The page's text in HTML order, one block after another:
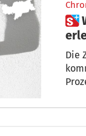
 Wie die Innsbrucker Klinik Menschen unterstützt, die Gewalt
Die